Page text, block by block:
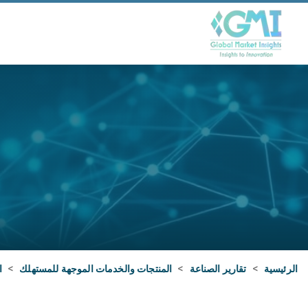
الرئيسية > تقارير الصناعة > المنتجات والخدمات الموجهة للمستهلك >